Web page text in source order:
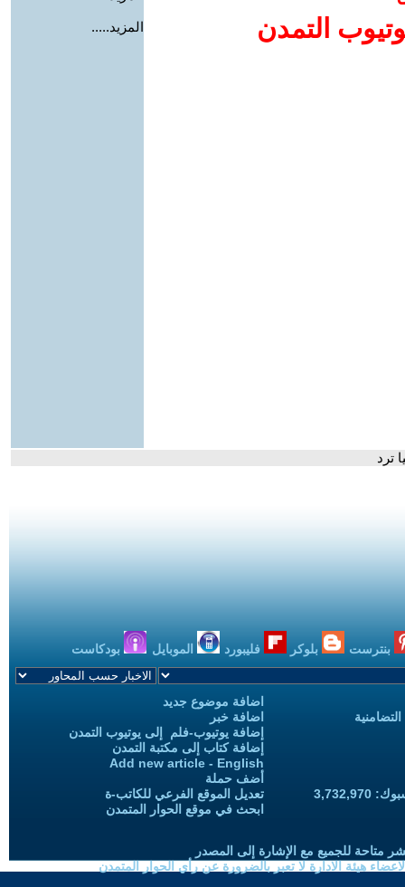
التمدن
المزيد.....
ترد
بنترست بلوكر فليبورد الموبايل بودكاست
اضافة موضوع جديد
اضافة خبر
إضافة يوتيوب-فلم إلى يوتيوب التمدن
إضافة كتاب إلى مكتبة التمدن
Add new article - English
أضف حملة
تعديل الموقع الفرعي للكاتب-ة
ابحث في موقع الحوار المتمدن
متاحة للجميع مع الإشارة إلى المصدر
هيئة الادارة لا تعبر بالضرورة عن رأي الحوار المتمدن